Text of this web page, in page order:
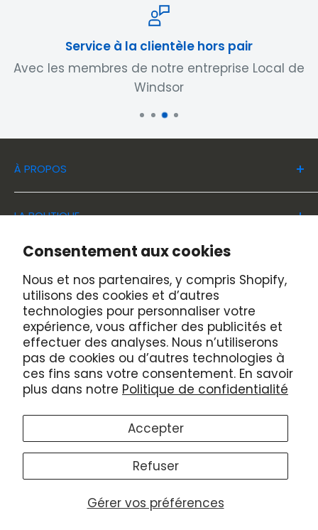
Consentement aux cookies
Nous et nos partenaires, y compris Shopify,
utilisons des cookies et d’autres
technologies pour personnaliser votre
expérience, vous afficher des publicités et
effectuer des analyses. Nous n’utiliserons
pas de cookies ou d’autres technologies à
ces fins sans votre consentement. En savoir
plus dans notre Politique de confidentialité
Gérer vos préférences
Accepter
Refuser
Use this bar to show information about your cookie
Accepter Refuser
Service à la clientèle hors pair
Avec les membres de notre entreprise Local de
Windsor
À PROPOS
Chez Location Windsor, vous trouverez tous
les équipements, machineries et outils en
location pour lestravaux de construction et
domaines commerciaux, industrielset
résidentiels.
LA BOUTIQUE
Adresse
Québec, Canada, J1S 2B9
Téléphone
(819) 845-7874
Télécopieur
(819) 845-7875
Lundi au Vendredi: 7h00 à 17h00
Samedi: 7h30 à 12h00
Dimanche: Fermé
Jeudi de Janvier à Mars : vêtements jusqu'à
LOCATION WINDSOR
Accueil
Nos installations
Qui sommes-nous
Politique de confidentialité
Commerce électronique propulsé par Shopify